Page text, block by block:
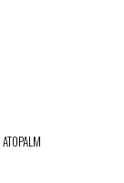
ATOPALM